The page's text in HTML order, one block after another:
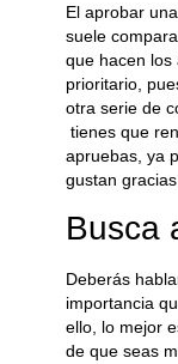
El aprobar
suele
que hacen los
prioritario,
otra serie de
tienes que
apruebas, ya
gustan
Busca
Deberás
importancia
ello, lo mejor
de que seas